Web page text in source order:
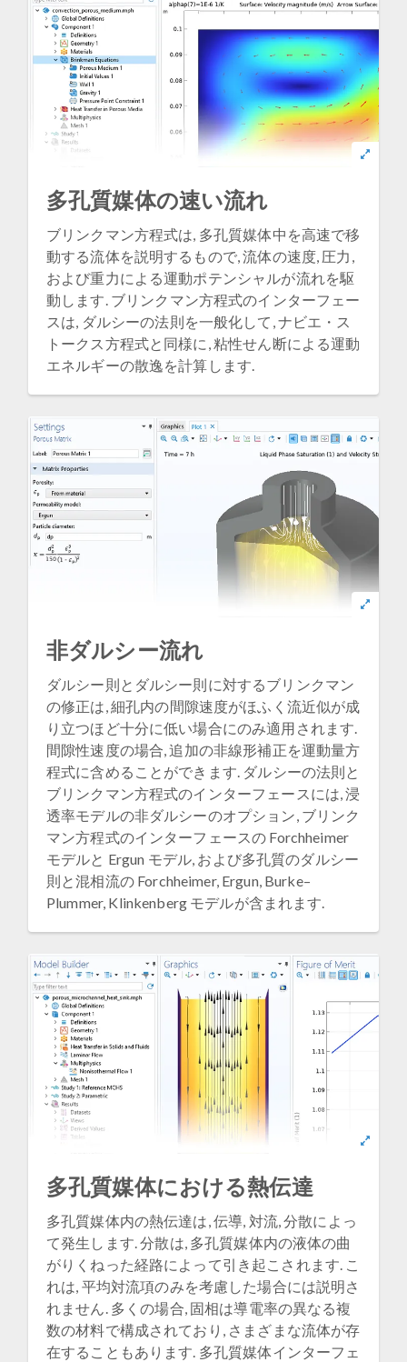
多孔質媒体の速い流れ
ブリンクマン方程式は, 多孔質媒体中を高速で移
動する流体を説明するもので, 流体の速度, 圧力,
および重力による運動ポテンシャルが流れを駆
動します. ブリンクマン方程式のインターフェー
スは, ダルシーの法則を一般化して, ナビエ・ス
トークス方程式と同様に, 粘性せん断による運動
エネルギーの散逸を計算します.
非ダルシー流れ
ダルシー則とダルシー則に対するブリンクマン
の修正は, 細孔内の間隙速度がほふく流近似が成
り立つほど十分に低い場合にのみ適用されます.
間隙性速度の場合, 追加の非線形補正を運動量方
程式に含めることができます. ダルシーの法則と
ブリンクマン方程式のインターフェースには, 浸
透率モデルの非ダルシーのオプション, ブリンク
マン方程式のインターフェースの Forchheimer
モデルと Ergun モデル, および多孔質のダルシー
則と混相流の Forchheimer, Ergun, Burke–
Plummer, Klinkenberg モデルが含まれます.
多孔質媒体における熱伝達
多孔質媒体内の熱伝達は, 伝導, 対流, 分散によっ
て発生します. 分散は, 多孔質媒体内の液体の曲
がりくねった経路によって引き起こされます. こ
れは, 平均対流項のみを考慮した場合には説明さ
れません. 多くの場合, 固相は導電率の異なる複
数の材料で構成されており, さまざまな流体が存
在することもあります. 多孔質媒体インターフェ